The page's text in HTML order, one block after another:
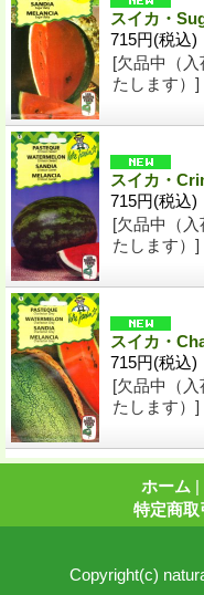
スイカ・
715円(税込)
[欠品中（
たします）]
スイカ・
715円(税込)
[欠品中（
たします）]
スイカ・
715円(税込)
[欠品中（
たします）]
ホーム |
特定商取
Copyright(c)